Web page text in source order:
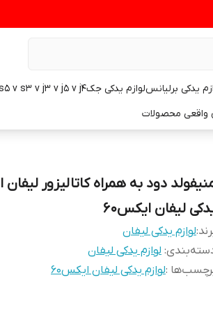
یدکی برلیانسلوازم یدکی جکs5 v s3 v j3 v j5 v j4
واقعی محصولات
لیفان ایکس۶۰
لوازم یدکی لیفان
: لوازم یدکی لیفان
:لوازم یدکی لیفان ایکس۶۰